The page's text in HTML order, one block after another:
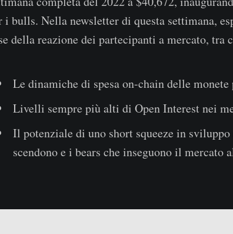
i bulls. Nella newsletter di questa settimana,
della reazione dei partecipanti a mercato, tra
Le dinamiche di spesa on-chain delle monete
Livelli sempre più alti di Open Interest nei
Il potenziale di uno short squeeze in
scendono e i bears che inseguono il mercato